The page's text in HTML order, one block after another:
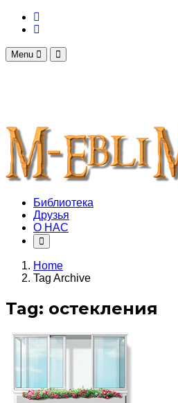
Menu
Библиотека
Друзья
О НАС
Home
Tag Archive
Tag: остекления